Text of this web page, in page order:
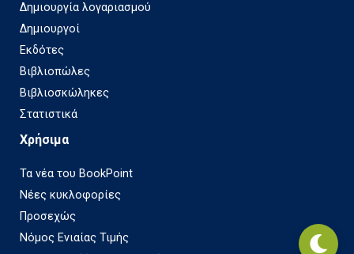
Δημιουργία λογαριασμού
Δημιουργοί
Εκδότες
Βιβλιοπώλες
Βιβλιοσκώληκες
Στατιστικά
Χρήσιμα
Τα νέα του BookPoint
Νέες κυκλοφορίες
Προσεχώς
Νόμος Ενιαίας Τιμής